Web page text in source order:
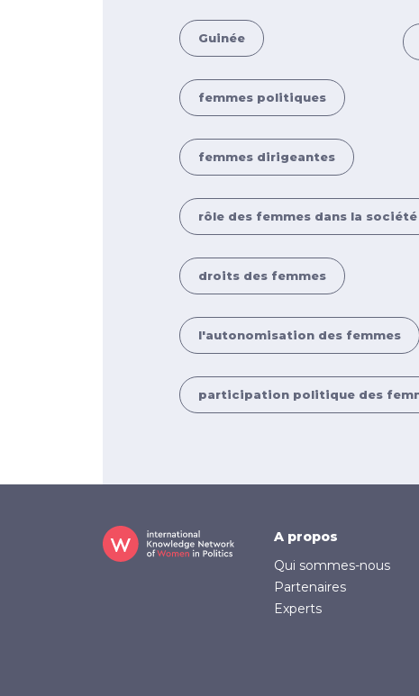
Guinée
femmes politiques
femmes dirigeantes
rôle des femmes dans la société
droits des femmes
l'autonomisation des femmes
participation politique des
Footer
A propos
Qui sommes-nous
Partenaires
Experts